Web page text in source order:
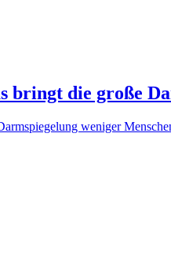
bringt die große
weniger